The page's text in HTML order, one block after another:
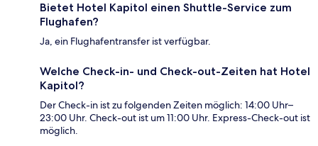
Bietet Hotel Kapitol einen Shuttle-Service zum
Flughafen?
Ja, ein Flughafentransfer ist verfügbar.
Welche Check-in- und Check-out-Zeiten hat Hotel
Kapitol?
Der Check-in ist zu folgenden Zeiten möglich: 14:00 Uhr–
23:00 Uhr. Check-out ist um 11:00 Uhr. Express-Check-out ist
möglich.